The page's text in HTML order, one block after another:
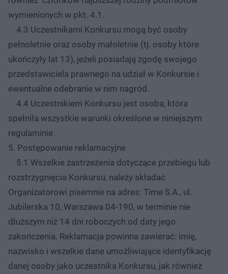
wymienionych w pkt. 4.1.
4.3 Uczestnikami Konkursu mogą być osoby
pełnoletnie oraz osoby małoletnie (tj. osoby które
ukończyły lat 13), jeżeli posiadają zgodę swojego
przedstawiciela prawnego na udział w Konkursie i
ewentualne odebranie w nim nagród.
4.4 Uczestnikiem Konkursu jest osoba, która
spełniła wszystkie warunki określone w niniejszym
regulaminie.
5. Postępowanie reklamacyjne
5.1 Wszelkie zastrzeżenia dotyczące przebiegu lub
rozstrzygnięcia Konkursu, należy składać
Organizatorowi pisemnie na adres: Time S.A., ul.
Jubilerska 10, Warszawa 04-190, w terminie nie
dłuższym niż 14 dni roboczych od daty jego
zakończenia. Reklamacja powinna zawierać: imię,
nazwisko i wszelkie dane umożliwiające identyfikację
danej osoby jako uczestnika Konkursu, jak również